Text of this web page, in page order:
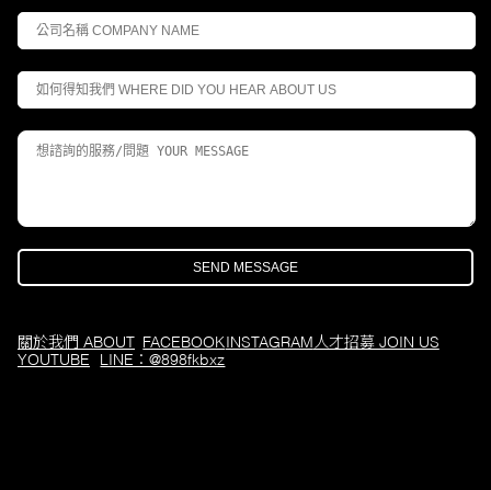
關於我們 ABOUT FACEBOOK INSTAGRAM 人才招募 JOIN US
YOUTUBE
LINE：@898fkbxz